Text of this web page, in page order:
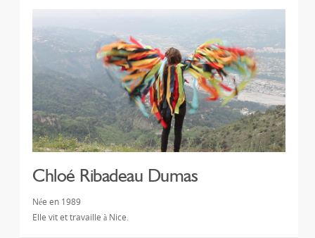
Chloé Ribadeau Dumas
Née en 1989
Elle vit et travaille à Nice.